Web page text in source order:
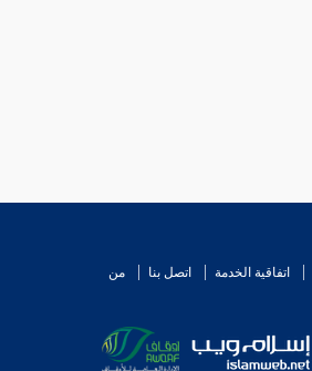
اتفاقية الخدمة اتصل بنا
من